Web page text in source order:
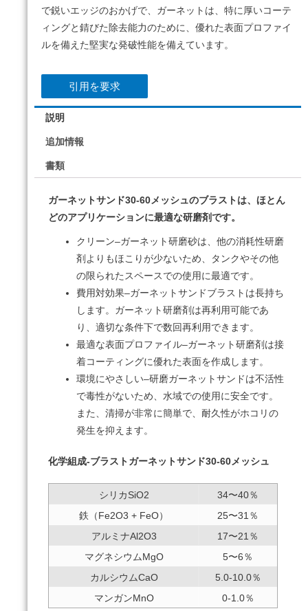
で鋭いエッジのおかげで、ガーネットは、特に厚いコーテ
ィングと錆びた除去能力のために、優れた表面プロファイ
ルを備えた堅実な発破性能を備えています。
引用を要求
説明
追加情報
書類
ガーネットサンド30-60メッシュのブラストは、ほとん
どのアプリケーションに最適な研磨剤です。
クリーン–ガーネット研磨砂は、他の消耗性研磨
剤よりもほこりが少ないため、タンクやその他
の限られたスペースでの使用に最適です。
費用対効果–ガーネットサンドブラストは長持ち
します。 ガーネット研磨剤は再利用可能であ
り、適切な条件下で数回再利用できます。
最適な表面プロファイル–ガーネット研磨剤は接
着コーティングに優れた表面を作成します。
環境にやさしい–研磨ガーネットサンドは不活性
で毒性がないため、水域での使用に安全です。
また、清掃が非常に簡単で、耐久性がホコリの
発生を抑えます。
化学組成-ブラストガーネットサンド30-60メッシュ
シリカSiO2
34〜40％
鉄（Fe2O3 + FeO）
25〜31％
アルミナAl2O3
17〜21％
マグネシウムMgO
5〜6％
カルシウムCaO
5.0-10.0％
マンガンMnO
0-1.0％